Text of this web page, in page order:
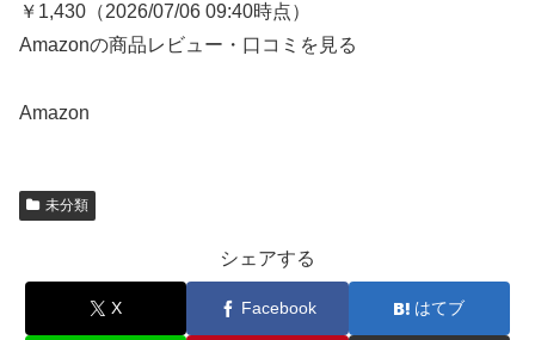
￥1,430（2026/07/06 09:40時点）
Amazonの商品レビュー・口コミを見る
Amazon
未分類
シェアする
X Facebook はてブ